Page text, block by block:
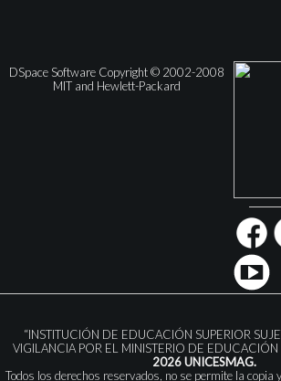
DSpace Software Copyright © 2002-2008
MIT and Hewlett-Packard
“INSTITUCIÓN DE EDUCACIÓN SUPERIOR
VIGILANCIA POR EL MINISTERIO DE EDUCACIÓN
2026 UNICESMAG.
Todos los derechos reservados, no se permite la copia